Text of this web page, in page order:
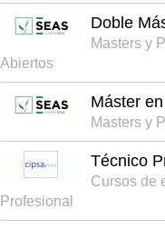
Doble
Masters y
Abiertos
Máster
Masters y
Técnico
Cursos de
Profesional